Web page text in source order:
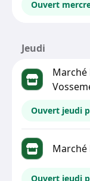
Ouvert
Jeudi
Marché
Ouvert jeudi
Marché
Ouvert jeudi